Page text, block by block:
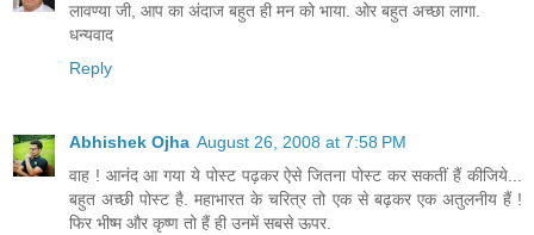
लावण्या जी, आप का अंदाज बहुत ही मन को भाया. ओर बहुत अच्छा लागा.
धन्यवाद
Reply
Abhishek Ojha August 26, 2008 at 7:58 PM
वाह ! आनंद आ गया ये पोस्ट पढ़कर ऐसे जितना पोस्ट कर सकतीं हैं कीजिये...
बहुत अच्छी पोस्ट है. महाभारत के चरित्र तो एक से बढ़कर एक अतुलनीय हैं !
फिर भीष्म और कृष्ण तो हैं ही उनमें सबसे ऊपर.